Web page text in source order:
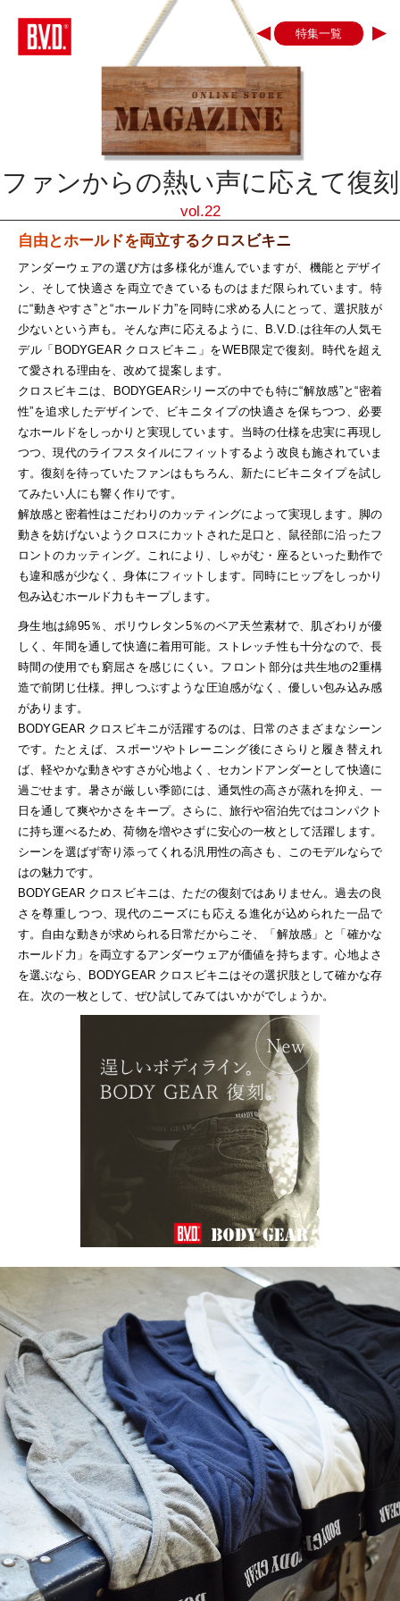
◀ 特集一覧 ▶
ファンからの熱い声に応えて復刻
vol.22
自由とホールドを両立するクロスビキニ
アンダーウェアの選び方は多様化が進んでいますが、機能とデザイ
ン、そして快適さを両立できているものはまだ限られています。特
に“動きやすさ”と“ホールド力”を同時に求める人にとって、選択肢が
少ないという声も。そんな声に応えるように、B.V.D.は往年の人気モ
デル「BODYGEAR クロスビキニ」をWEB限定で復刻。時代を超え
て愛される理由を、改めて提案します。
クロスビキニは、BODYGEARシリーズの中でも特に“解放感”と“密着
性”を追求したデザインで、ビキニタイプの快適さを保ちつつ、必要
なホールドをしっかりと実現しています。当時の仕様を忠実に再現し
つつ、現代のライフスタイルにフィットするよう改良も施されていま
す。復刻を待っていたファンはもちろん、新たにビキニタイプを試し
てみたい人にも響く作りです。
解放感と密着性はこだわりのカッティングによって実現します。脚の
動きを妨げないようクロスにカットされた足口と、鼠径部に沿ったフ
ロントのカッティング。これにより、しゃがむ・座るといった動作で
も違和感が少なく、身体にフィットします。同時にヒップをしっかり
包み込むホールド力もキープします。
身生地は綿95％、ポリウレタン5％のベア天竺素材で、肌ざわりが優
しく、年間を通して快適に着用可能。ストレッチ性も十分なので、長
時間の使用でも窮屈さを感じにくい。フロント部分は共生地の2重構
造で前閉じ仕様。押しつぶすような圧迫感がなく、優しい包み込み感
があります。
BODYGEAR クロスビキニが活躍するのは、日常のさまざまなシーン
です。たとえば、スポーツやトレーニング後にさらりと履き替えれ
ば、軽やかな動きやすさが心地よく、セカンドアンダーとして快適に
過ごせます。暑さが厳しい季節には、通気性の高さが蒸れを抑え、一
日を通して爽やかさをキープ。さらに、旅行や宿泊先ではコンパクト
に持ち運べるため、荷物を増やさずに安心の一枚として活躍します。
シーンを選ばず寄り添ってくれる汎用性の高さも、このモデルならで
はの魅力です。
BODYGEAR クロスビキニは、ただの復刻ではありません。過去の良
さを尊重しつつ、現代のニーズにも応える進化が込められた一品で
す。自由な動きが求められる日常だからこそ、「解放感」と「確かな
ホールド力」を両立するアンダーウェアが価値を持ちます。心地よさ
を選ぶなら、BODYGEAR クロスビキニはその選択肢として確かな存
在。次の一枚として、ぜひ試してみてはいかがでしょうか。